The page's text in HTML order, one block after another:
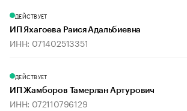
ДЕЙСТВУЕТ
ИП Яхагоева Раися Адальбиевна
ИНН: 071402513351
ДЕЙСТВУЕТ
ИП Жамборов Тамерлан Артурович
ИНН: 072110796129